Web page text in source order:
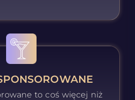
to coś więcej niż